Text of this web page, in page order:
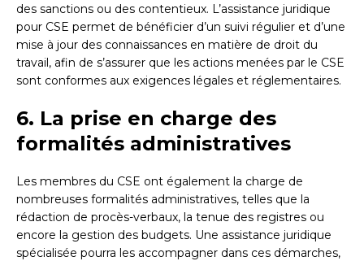
des sanctions ou des contentieux. L’assistance juridique
pour CSE permet de bénéficier d’un suivi régulier et d’une
mise à jour des connaissances en matière de droit du
travail, afin de s’assurer que les actions menées par le CSE
sont conformes aux exigences légales et réglementaires.
6. La prise en charge des
formalités administratives
Les membres du CSE ont également la charge de
nombreuses formalités administratives, telles que la
rédaction de procès-verbaux, la tenue des registres ou
encore la gestion des budgets. Une assistance juridique
spécialisée pourra les accompagner dans ces démarches,